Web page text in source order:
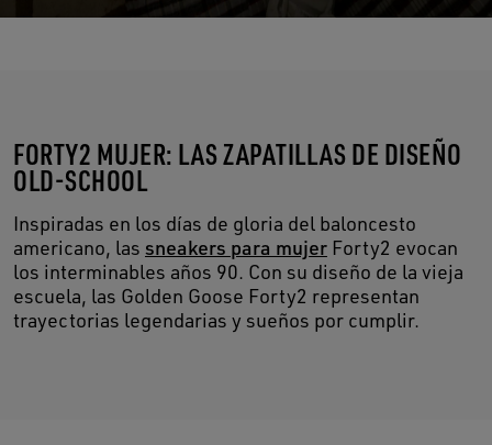
FORTY2 MUJER: LAS ZAPATILLAS DE DISEÑO
OLD-SCHOOL
Inspiradas en los días de gloria del baloncesto
americano, las sneakers para mujer Forty2 evocan
los interminables años 90. Con su diseño de la vieja
escuela, las Golden Goose Forty2 representan
trayectorias legendarias y sueños por cumplir.